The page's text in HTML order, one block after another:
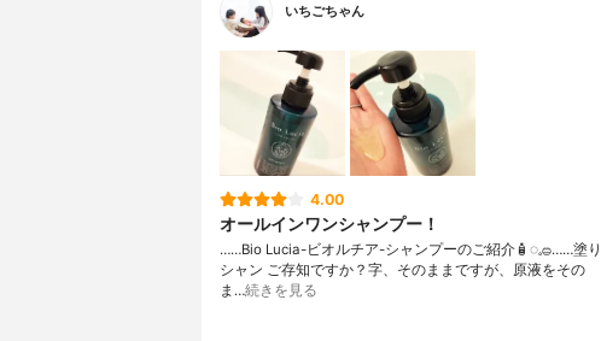
いちごちゃん
4.00
オールインワンシャンプー！
……⁡Bio Lucia⁡⁡-ビオルチア-⁡⁡シャンプー⁡⁡のご紹介🧴‎◌𓈒𓐍⁡……⁡⁡⁡⁡塗り
シャン ご存知ですか？⁡⁡⁡⁡字、そのままですが、⁡原液をその
ま…続きを見る